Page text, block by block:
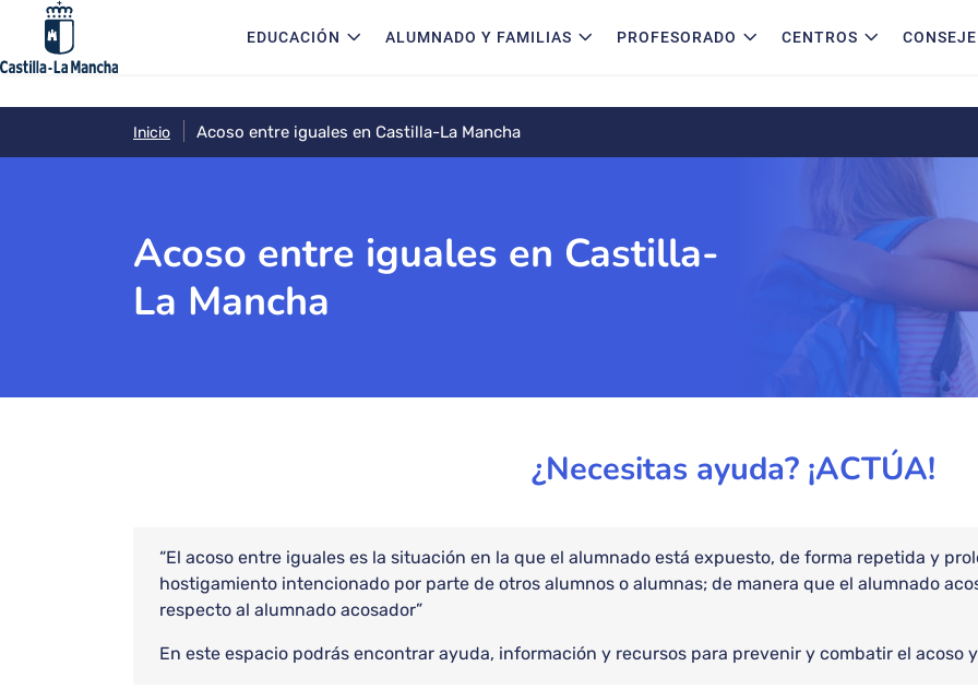
Pasar al contenido principalNavegación principal
EDUCACIÓN ALUMNADO Y FAMILIAS PROFESORADO CENTROS
Inicio Acoso entre iguales en Castilla-La Mancha
Acoso entre iguales en Castilla-
La Mancha
¿Necesitas ayuda? ¡ACTÚA!
“El acoso entre iguales es la situación en la que el alumnado está expuesto, de forma repetida y
hostigamiento intencionado por parte de otros alumnos o alumnas; de manera que el alumnado
respecto al alumnado acosador”
En este espacio podrás encontrar ayuda, información y recursos para prevenir y combatir el acoso